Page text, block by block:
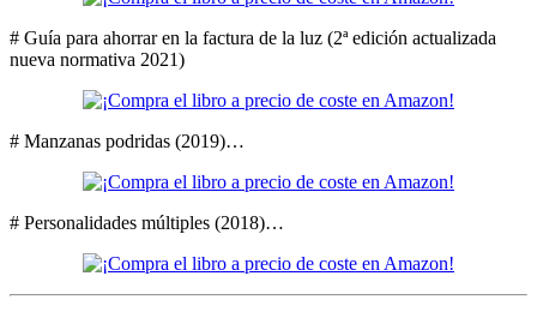
# Guía para ahorrar en la factura de la luz (2ª edición actualizada
nueva normativa 2021)
# Manzanas podridas (2019)…
# Personalidades múltiples (2018)…